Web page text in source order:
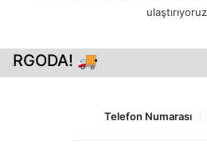
🚚
Telefon Numarası